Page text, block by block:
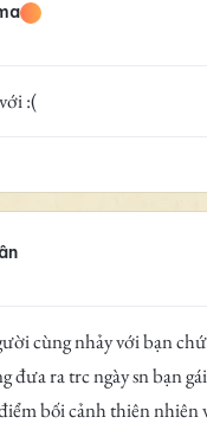
:(
cùng nhảy với bạn
đưa ra trc ngày sn bạn
bối cảnh thiên nhiên